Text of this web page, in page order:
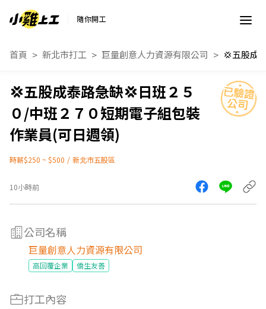
隨你開工
首頁 新北市打工 巨量創意人力資源有限公司
💢五股成泰路急缺💢日班２５
０/中班２７０短期電子組包裝
作業員(可日週領)
時薪$250 ~ $500 / 新北市五股區
10小時前
公司名稱
巨量創意人力資源有限公司
高回覆企業 僑生友善
打工內容